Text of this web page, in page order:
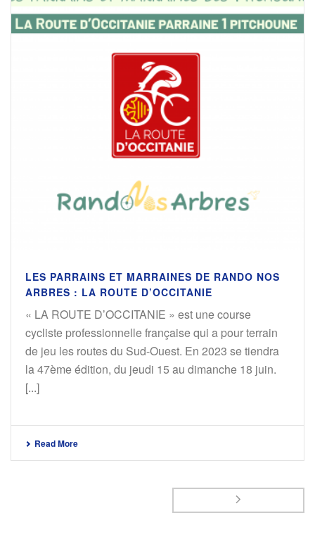
LES PARRAINS ET MARRAINES DE RANDO NOS
ARBRES : LA ROUTE D’OCCITANIE
« LA ROUTE D’OCCITANIE » est une course
cycliste professionnelle française qui a pour terrain
de jeu les routes du Sud-Ouest. En 2023 se tiendra
la 47ème édition, du jeudi 15 au dimanche 18 juin.
[...]
Read More